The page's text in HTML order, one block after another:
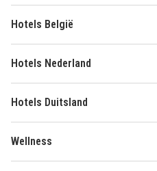
Hotels België
Hotels Nederland
Hotels Duitsland
Wellness